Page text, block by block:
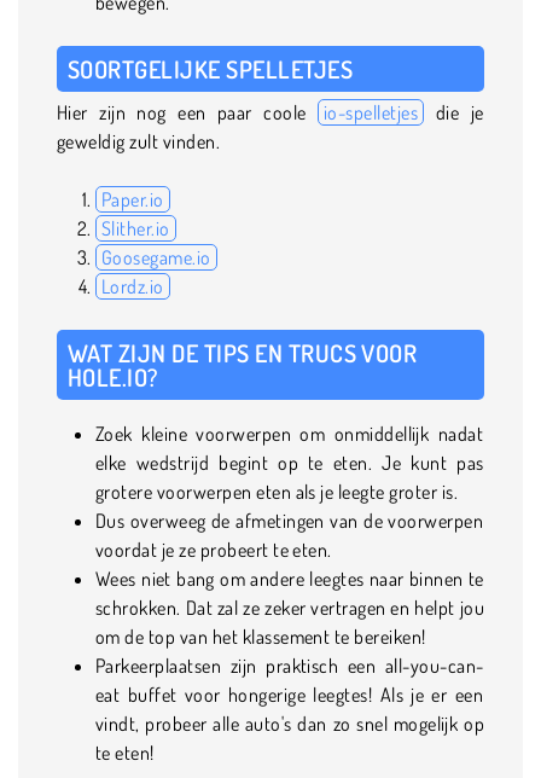
SOORTGELIJKE SPELLETJES
Hier zijn nog een paar coole io-spelletjes
die je
geweldig zult vinden.
Paper.io
Slither.io
Goosegame.io
Lordz.io
WAT ZIJN DE TIPS EN TRUCS VOOR
HOLE.IO?
Zoek kleine voorwerpen om onmiddellijk nadat
elke wedstrijd begint op te eten. Je kunt pas
grotere voorwerpen eten als je leegte groter is.
Dus overweeg de afmetingen van de voorwerpen
voordat je ze probeert te eten.
Wees niet bang om andere leegtes naar binnen te
schrokken. Dat zal ze zeker vertragen en helpt jou
om de top van het klassement te bereiken!
Parkeerplaatsen zijn praktisch een all-you-can-
eat buffet voor hongerige leegtes! Als je er een
vindt, probeer alle auto's dan zo snel mogelijk op
te eten!